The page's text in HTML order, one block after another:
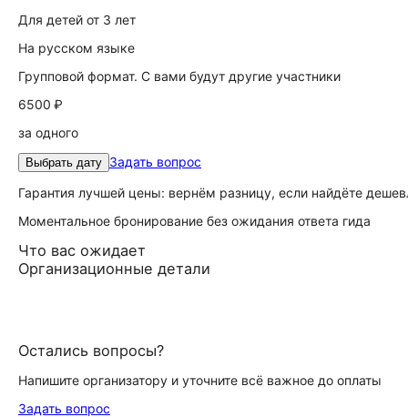
Для детей от 3 лет
На русском языке
Групповой формат. С вами будут другие участники
6500 ₽
за одного
Выбрать дату Задать вопрос
Гарантия лучшей цены: вернём разницу, если найдёте
Моментальное бронирование без ожидания ответа гида
Что вас ожидает
Организационные детали
Остались вопросы?
Напишите организатору и уточните всё важное до оплаты
Задать вопрос